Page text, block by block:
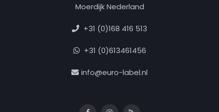
Moerdijk Nederland
+31 (0)168 416 513
+31 (0)613461456
info@euro-label.nl